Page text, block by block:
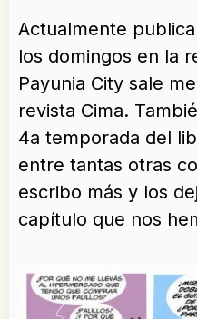
Actualmente
los domingos en la
Payunia City sale
revista Cima.
4a temporada del
entre tantas otras
escribo más y los
capítulo que nos